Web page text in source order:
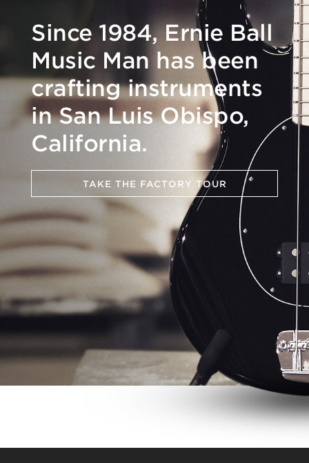
Since 1984, Ernie Ball
Music Man has been
crafting instruments
in San Luis Obispo,
California.
TAKE THE FACTORY TOUR